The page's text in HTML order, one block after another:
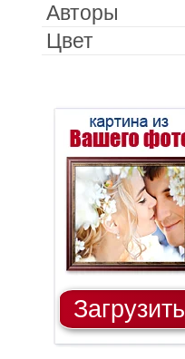
Авторы
Цвет
Загрузить